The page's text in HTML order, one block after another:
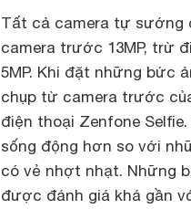
Tất cả camera tự sướng
camera trước 13MP, trừ
5MP. Khi đặt những bức
chụp từ camera trước
điện thoại Zenfone
sống động hơn so với
có vẻ nhợt nhạt. Những
được đánh giá khá gần